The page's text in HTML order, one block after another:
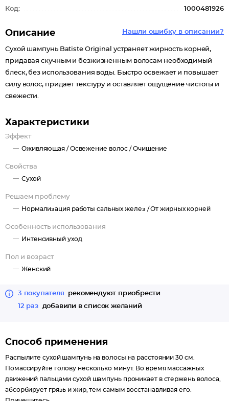
Код: 1000481926
Нашли ошибку в описании?
Описание
Сухой шампунь Batiste Original устраняет жирность корней,
придавая скучным и безжизненным волосам необходимый
блеск, без использования воды. Быстро освежает и повышает
силу волос, придает текстуру и оставляет ощущение чистоты и
свежести.
Характеристики
Эффект
Оживляющая /Освежение волос /Очищение
Свойства
Сухой
Решаем проблему
Нормализация работы сальных желез /От жирных корней
Особенность использования
Интенсивный уход
Пол и возраст
Женский
3 покупателя
рекомендуют приобрести
12 раз
добавили в список желаний
Способ применения
Распылите сухой шампунь на волосы на расстоянии 30 см.
Помассируйте голову несколько минут. Во время массажных
движений пальцами сухой шампунь проникает в стержень волоса,
абсорбирует грязь и жир, тем самым восстанавливая его.